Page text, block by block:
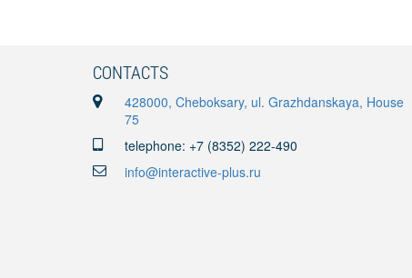
CONTACTS
428000, Cheboksary, ul. Grazhdanskaya, House
75
telephone: +7 (8352) 222-490
info@interactive-plus.ru